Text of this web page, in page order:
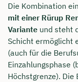
Die Kombination
mit einer Rürup
Variante und steht
Schicht ermöglicht
(auch für die
Einzahlungsphase
Höchstgrenze).